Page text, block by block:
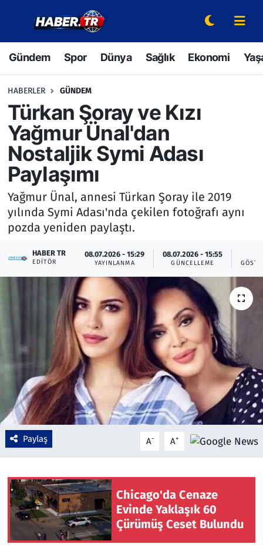
Gündem Spor Dünya Sağlık Ekonomi
HABERLER GÜNDEM
Türkan Şoray ve Kızı
Yağmur Ünal'dan
Nostaljik Symi Adası
Paylaşımı
Yağmur Ünal, annesi Türkan Şoray ile 2019
yılında Symi Adası'nda çekilen fotoğrafı aynı
pozda yeniden paylaştı.
HABER TR
EDITÖR
08.07.2026 - 15:29
YAYINLANMA
08.07.2026 - 15:55
GÜNCELLEME
Paylaş A- A+
Chicago'da Cenaze
Evinde Yaklaşık 60
Çürümüş Ceset Bulundu
Gündem
Spor
Dünya
Sağlık
Ekonomi
Yaşam
Hava Durumu
Bilim ve Teknoloji
Çevre & Doğa
Eğitim
Turizm
Yerel
Hava Durumu
Trafik Durumu
Süper Lig Puan Durumu ve Fikstür
Tüm Manşetler
Son Dakika Haberleri
Haber Arşivi